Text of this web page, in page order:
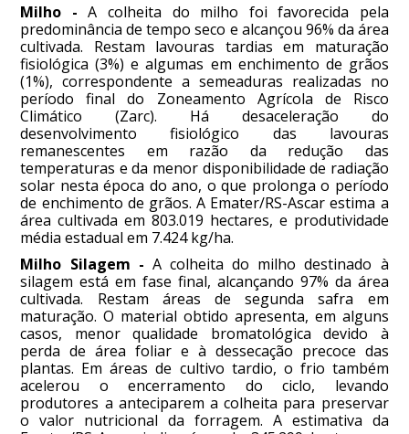
Milho - A colheita do milho foi favorecida pela
predominância de tempo seco e alcançou 96% da área
cultivada. Restam lavouras tardias em maturação
fisiológica (3%) e algumas em enchimento de grãos
(1%), correspondente a semeaduras realizadas no
período final do Zoneamento Agrícola de Risco
Climático (Zarc). Há desaceleração do
desenvolvimento fisiológico das lavouras
remanescentes em razão da redução das
temperaturas e da menor disponibilidade de radiação
solar nesta época do ano, o que prolonga o período
de enchimento de grãos. A Emater/RS-Ascar estima a
área cultivada em 803.019 hectares, e produtividade
média estadual em 7.424 kg/ha.
Milho Silagem - A colheita do milho destinado à
silagem está em fase final, alcançando 97% da área
cultivada. Restam áreas de segunda safra em
maturação. O material obtido apresenta, em alguns
casos, menor qualidade bromatológica devido à
perda de área foliar e à dessecação precoce das
plantas. Em áreas de cultivo tardio, o frio também
acelerou o encerramento do ciclo, levando
produtores a anteciparem a colheita para preservar
o valor nutricional da forragem. A estimativa da